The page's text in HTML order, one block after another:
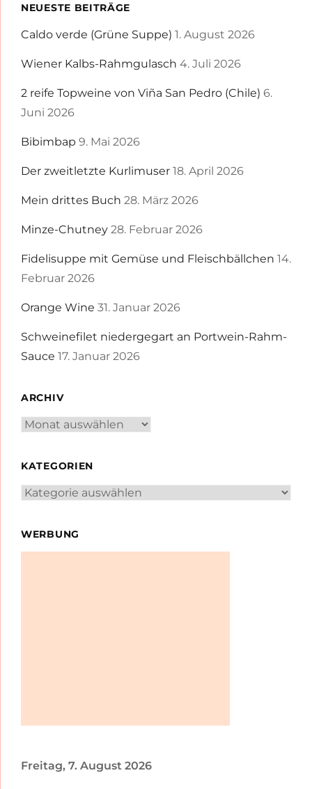
NEUESTE BEITRÄGE
Caldo verde (Grüne Suppe) 1. August 2026
Wiener Kalbs-Rahmgulasch 4. Juli 2026
2 reife Topweine von Viña San Pedro (Chile) 6.
Juni 2026
Bibimbap 9. Mai 2026
Der zweitletzte Kurlimuser 18. April 2026
Mein drittes Buch 28. März 2026
Minze-Chutney 28. Februar 2026
Fidelisuppe mit Gemüse und Fleischbällchen 14.
Februar 2026
Orange Wine 31. Januar 2026
Schweinefilet niedergegart an Portwein-Rahm-
Sauce 17. Januar 2026
ARCHIV
Archiv
KATEGORIEN
Kategorien
WERBUNG
Freitag, 7. August 2026